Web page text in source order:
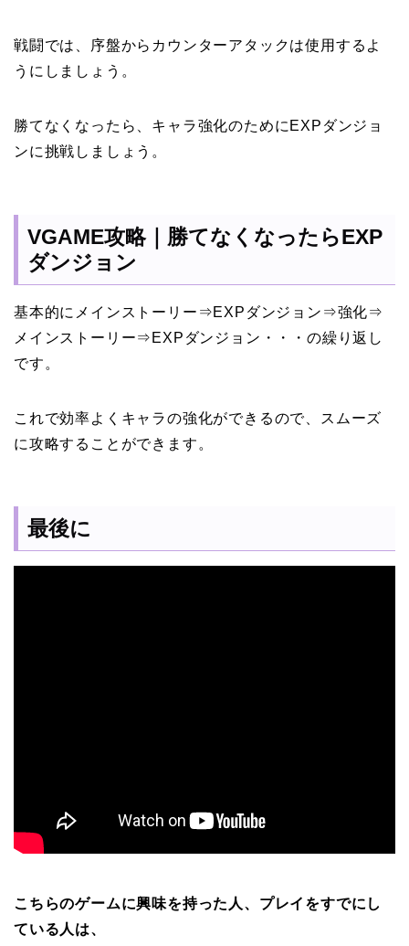
戦闘では、序盤からカウンターアタックは使用するよ
うにしましょう。
勝てなくなったら、キャラ強化のためにEXPダンジョ
ンに挑戦しましょう。
VGAME攻略｜勝てなくなったらEXP
ダンジョン
基本的にメインストーリー⇒EXPダンジョン⇒強化⇒
メインストーリー⇒EXPダンジョン・・・の繰り返し
です。
これで効率よくキャラの強化ができるので、スムーズ
に攻略することができます。
最後に
こちらのゲームに興味を持った人、プレイをすでにし
ている人は、